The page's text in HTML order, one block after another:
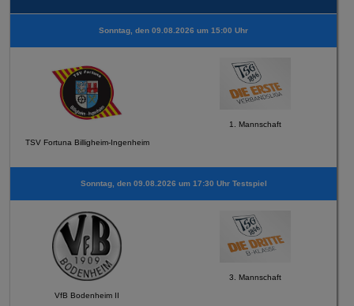
Sonntag, den 09.08.2026 um 15:00 Uhr
TSV Fortuna Billigheim-Ingenheim
1. Mannschaft
Sonntag, den 09.08.2026 um 17:30 Uhr Testspiel
VfB Bodenheim II
3. Mannschaft